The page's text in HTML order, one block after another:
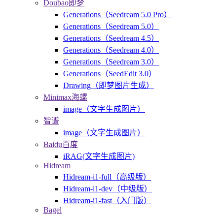
Doubao即梦
Generations（Seedream 5.0 Pro）
Generations（Seedream 5.0）
Generations（Seedream 4.5）
Generations（Seedream 4.0）
Generations（Seedream 3.0）
Generations（SeedEdit 3.0）
Drawing（即梦图片生成）
Minimax海螺
image（文字生成图片）
智谱
image（文字生成图片）
Baidu百度
iRAG(文字生成图片)
Hidream
Hidream-i1-full（高级版）
Hidream-i1-dev（中级版）
Hidream-i1-fast（入门版）
Bagel